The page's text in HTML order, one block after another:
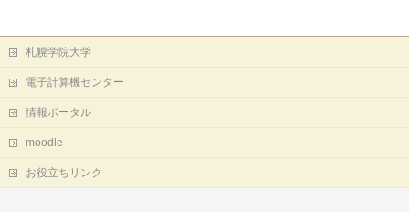
札幌学院大学
電子計算機センター
情報ポータル
moodle
お役立ちリンク